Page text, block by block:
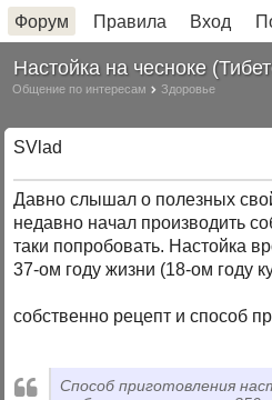
Форум Правила Вход
Настойка на чесноке
Общение по интересам Здоровье
SVlad
Давно слышал о полезных
недавно начал производить
таки попробовать. Настойка
37-ом году жизни (18-ом году
собственно рецепт и способ
Способ приготовления